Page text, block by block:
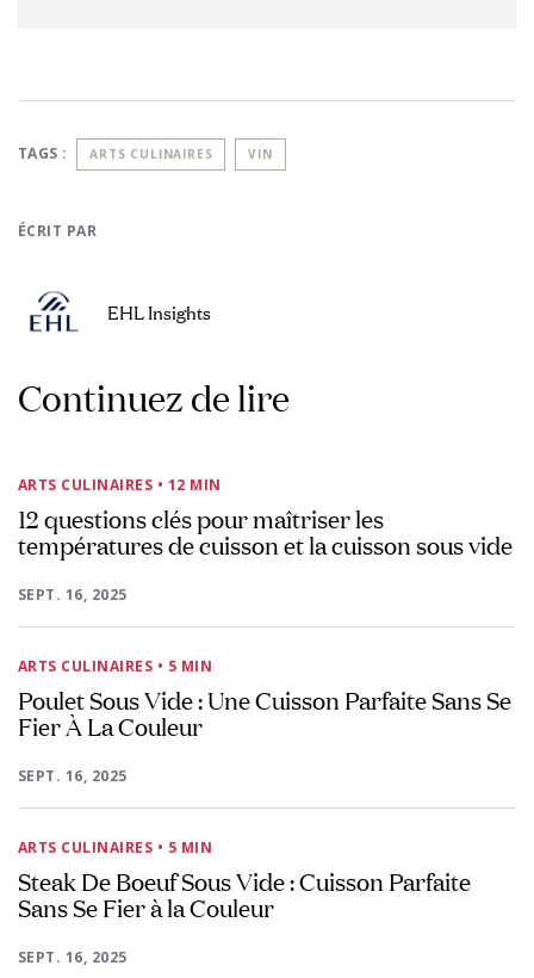
TAGS : ARTS CULINAIRES VIN
ÉCRIT PAR
EHL Insights
Continuez de lire
ARTS CULINAIRES • 12 MIN
12 questions clés pour maîtriser les
températures de cuisson et la cuisson sous vide
SEPT. 16, 2025
ARTS CULINAIRES • 5 MIN
Poulet Sous Vide : Une Cuisson Parfaite Sans Se
Fier À La Couleur
SEPT. 16, 2025
ARTS CULINAIRES • 5 MIN
Steak De Boeuf Sous Vide : Cuisson Parfaite
Sans Se Fier à la Couleur
SEPT. 16, 2025